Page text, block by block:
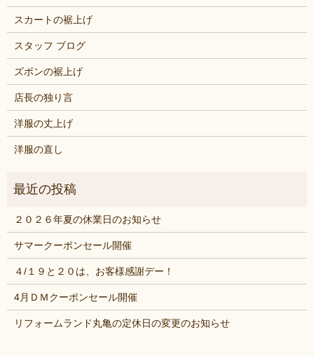
スカートの裾上げ
スタッフ ブログ
ズボンの裾上げ
店長の独り言
洋服の丈上げ
洋服の直し
２０２６年夏の休業日のお知らせ
サマークーポンセール開催
４/１９と２０は、お客様感謝デー！
4月ＤＭクーポンセール開催
リフォームランド丸亀の定休日の変更のお知らせ